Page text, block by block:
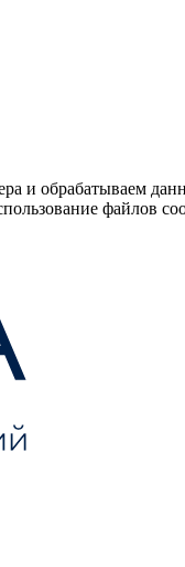
и обрабатываем
файлов